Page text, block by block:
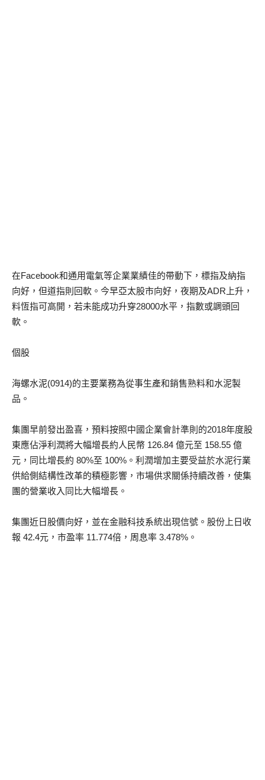
在Facebook和通用電氣等企業業績佳的帶動下，標指及納指
向好，但道指則回軟。今早亞太股市向好，夜期及ADR上升，
料恆指可高開，若未能成功升穿28000水平，指數或調頭回
軟。
個股
海螺水泥(0914)的主要業務為從事生產和銷售熟料和水泥製
品。
集團早前發出盈喜，預料按照中國企業會計準則的2018年度股
東應佔淨利潤將大幅增長約人民幣 126.84 億元至 158.55 億
元，同比增長約 80%至 100%。利潤增加主要受益於水泥行業
供給側結構性改革的積極影響，市場供求關係持續改善，使集
團的營業收入同比大幅增長。
集團近日股價向好，並在金融科技系統出現信號。股份上日收
報 42.4元，市盈率 11.774倍，周息率 3.478%。